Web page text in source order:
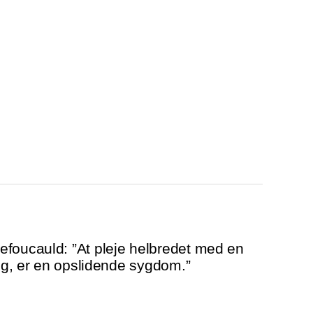
”At pleje helbredet med en
er en opslidende sygdom.”